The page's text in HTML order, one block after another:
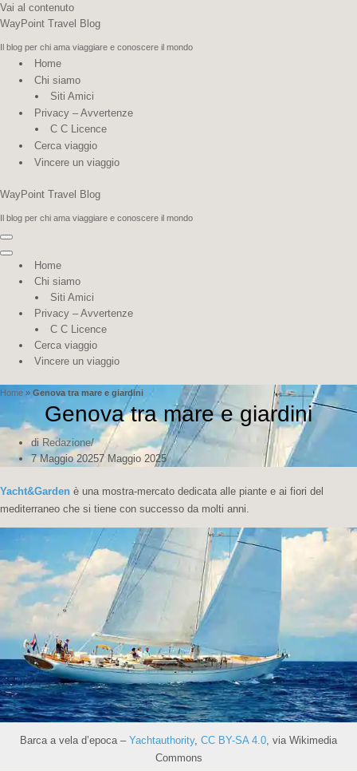
Vai al contenuto
WayPoint Travel Blog
Il blog per chi ama viaggiare e conoscere il mondo
Home
Chi siamo
Siti Amici
Privacy – Avvertenze
C C Licence
Cerca viaggio
Vincere un viaggio
WayPoint Travel Blog
Il blog per chi ama viaggiare e conoscere il mondo
Menu
di
navigazione
Menu
navigazione
Home
Chi siamo
Siti Amici
Privacy – Avvertenze
C C Licence
Cerca viaggio
Vincere un viaggio
Home » Genova tra mare e giardini
Genova tra mare e giardini
diRedazione
7 Maggio 20257 Maggio 2025
Yacht&Garden è una mostra-mercato dedicata alle piante e ai fiori del
mediterraneo che si tiene con successo da molti anni.
Barca a vela d’epoca – Yachtauthority, CC BY-SA 4.0, via Wikimedia
Commons